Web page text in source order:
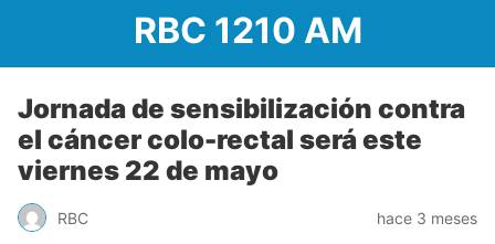
RBC 1210 AM
Jornada de sensibilización contra
el cáncer colo-rectal será este
viernes 22 de mayo
RBC hace 3 meses